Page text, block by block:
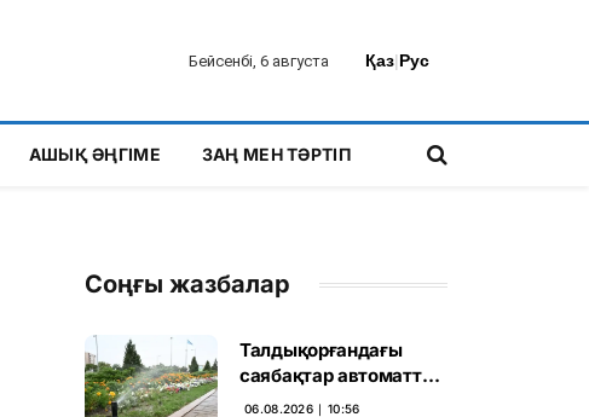
Бейсенбі, 6 августа Қаз|Рус
АШЫҚ ӘҢГІМЕ ЗАҢ МЕН ТӘРТІП
Соңғы жазбалар
Талдықорғандағы
саябақтар автоматты
жүйемен суарылады
06.08.2026 ∣ 10:56